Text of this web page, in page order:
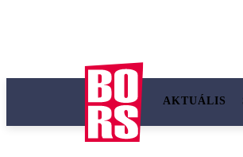
AKTUÁLIS